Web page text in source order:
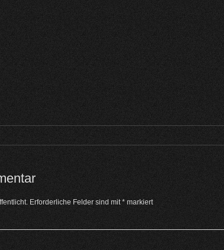
Erforderliche Felder sind mit* markiert